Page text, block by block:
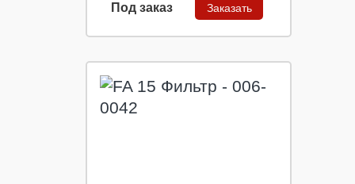
Под заказ Заказать